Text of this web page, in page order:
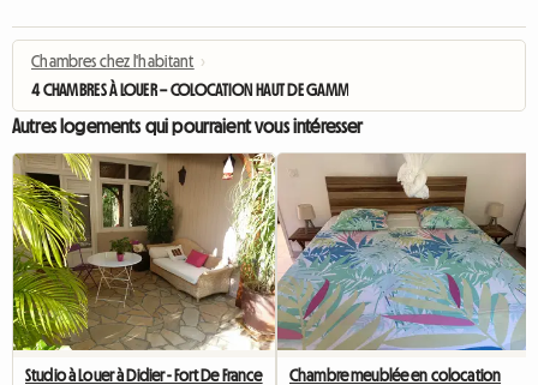
Chambres chez l'habitant ›
4 CHAMBRES À LOUER – COLOCATION HAUT DE GAMME - Appartement
Autres logements qui pourraient vous intéresser
Studio à Louer à Didier - Fort De France Chambre meublée en colocation